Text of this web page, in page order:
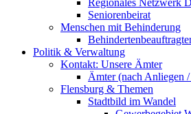
Regionales Netzwerk
Seniorenbeirat
Menschen mit Behinderung
Politik & Verwaltung
Kontakt: Unsere Ämter
Ämter (nach Anliegen
Flensburg & Themen
Stadtbild im Wandel